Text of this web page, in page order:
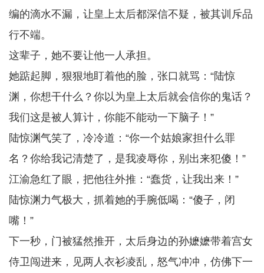
编的滴水不漏，让皇上太后都深信不疑，被其训斥品
行不端。
这辈子，她不要让他一人承担。
她踮起脚，狠狠地盯着他的脸，张口就骂：“陆惊
渊，你想干什么？你以为皇上太后就会信你的鬼话？
我们这是被人算计，你能不能动一下脑子！”
陆惊渊气笑了，冷冷道：“你一个姑娘家担什么罪
名？你给我记清楚了，是我凌辱你，别出来犯傻！”
江渝急红了眼，把他往外推：“蠢货，让我出来！”
陆惊渊力气极大，抓着她的手腕低喝：“傻子，闭
嘴！”
下一秒，门被猛然推开，太后身边的孙嬷嬷带着宫女
侍卫闯进来，见两人衣衫凌乱，怒气冲冲，仿佛下一